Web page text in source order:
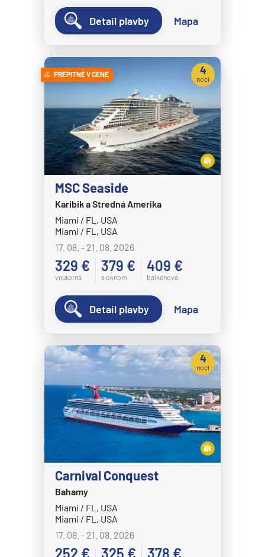
Detail plavby Mapa
PREPITNÉ V CENE
MSC Seaside
Karibik a Stredná Amerika
Miami / FL, USA
Miami / FL, USA
17. 08. - 21. 08. 2026
329 €
vnútorná
379 €
s oknom
409 €
balkónová
4
noci
Detail plavby Mapa
Carnival Conquest
Bahamy
Miami / FL, USA
Miami / FL, USA
17. 08. - 21. 08. 2026
252 € 325 € 378 €
4
noci